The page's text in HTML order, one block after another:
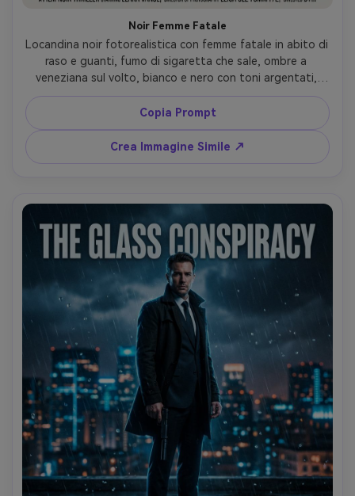
Noir Femme Fatale
Locandina noir fotorealistica con femme fatale in abito di
raso e guanti, fumo di sigaretta che sale, ombre a
veneziana sul volto, bianco e nero con toni argentati,
scattata con Leica SL2 75mm f/2, primo piano stretto,
contrasto drammatico, finestra piovosa sullo sfondo,
spazio negativo per titolo, tipografia elegante vintage
sottintesa, crediti in basso, luce soffusa cinematografica
--ar 4:5
Copia Prompt
Crea Immagine Simile ↗